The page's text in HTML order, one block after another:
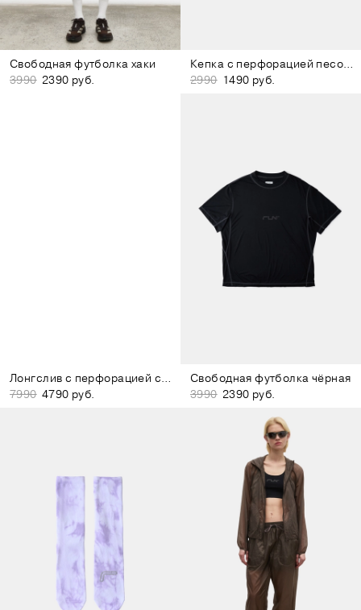
Свободная футболка хаки
3990 2390 руб.
Кепка с перфорацией песочно-коричневая
2990 1490 руб.
Лонгслив с перфорацией серый
7990 4790 руб.
Свободная футболка чёрная
3990 2390 руб.